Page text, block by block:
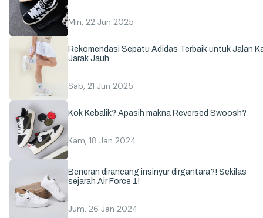
Min, 22 Jun 2025
Rekomendasi Sepatu Adidas Terbaik untuk Jalan
Jarak Jauh
Sab, 21 Jun 2025
Kok Kebalik? Apasih makna Reversed Swoosh?
Kam, 18 Jan 2024
Beneran dirancang insinyur dirgantara?! Sekilas
sejarah Air Force 1!
Jum, 26 Jan 2024